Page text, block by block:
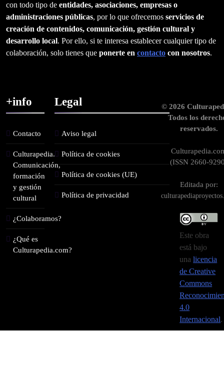
con todo tipo de entidades, asociaciones, empresas o
administraciones públicas, por lo que ofrecemos servicios de
creación de contenidos, comunicación, gestión cultural y
desarrollo local. Por ello, si te interesa establecer cualquier tipo de
colaboración, solo tienes que ponerte en contacto con nosotros.
+info
Contacto
Culturapedia.
Comunicación,
formación
y gestión
cultural
¿Colaboramos?
¿Qué es
Culturapedia.com?
Legal
Aviso legal
Política de cookies
Política de cookies (UE)
Política de privacidad
© 2026
Todos los
reservados.
(ISSN 2660-
Editada por:
Este obra
está bajo
unalicencia
de Creative
Commons
4.0
Internacional.